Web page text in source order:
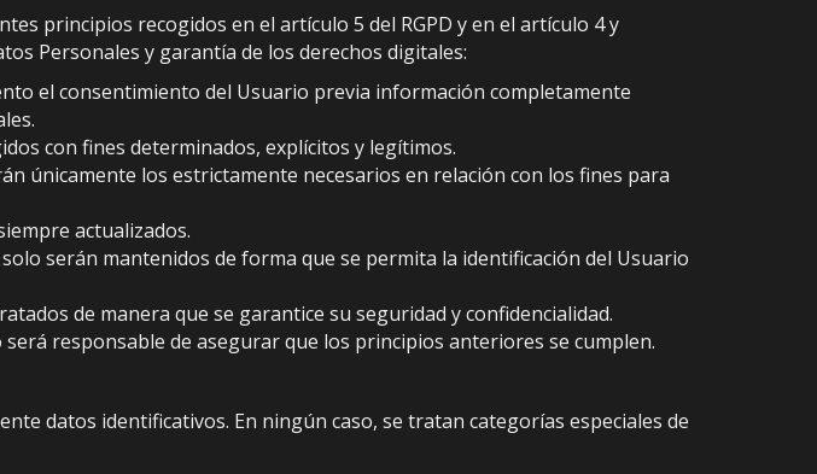
principios recogidos en el artículo 5 del RGPD y en el artículo 4 y
Personales y garantía de los derechos digitales:
el consentimiento del Usuario previa información completamente
con fines determinados, explícitos y legítimos.
únicamente los estrictamente necesarios en relación con los fines para
actualizados.
serán mantenidos de forma que se permita la identificación del Usuario
de manera que se garantice su seguridad y confidencialidad.
responsable de asegurar que los principios anteriores se cumplen.
datos identificativos. En ningún caso, se tratan categorías especiales de